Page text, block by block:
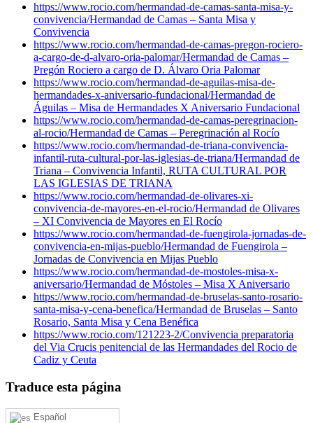
https://www.rocio.com/hermandad-de-camas-santa-misa-y-
convivencia/Hermandad de Camas – Santa Misa y
Convivencia
https://www.rocio.com/hermandad-de-camas-pregon-rociero-
a-cargo-de-d-alvaro-oria-palomar/Hermandad de Camas –
Pregón Rociero a cargo de D. Álvaro Oria Palomar
https://www.rocio.com/hermandad-de-aguilas-misa-de-
hermandades-x-aniversario-fundacional/Hermandad de
Águilas – Misa de Hermandades X Aniversario Fundacional
https://www.rocio.com/hermandad-de-camas-peregrinacion-
al-rocio/Hermandad de Camas – Peregrinación al Rocío
https://www.rocio.com/hermandad-de-triana-convivencia-
infantil-ruta-cultural-por-las-iglesias-de-triana/Hermandad de
Triana – Convivencia Infantil, RUTA CULTURAL POR
LAS IGLESIAS DE TRIANA
https://www.rocio.com/hermandad-de-olivares-xi-
convivencia-de-mayores-en-el-rocio/Hermandad de Olivares
– XI Convivencia de Mayores en El Rocío
https://www.rocio.com/hermandad-de-fuengirola-jornadas-de-
convivencia-en-mijas-pueblo/Hermandad de Fuengirola –
Jornadas de Convivencia en Mijas Pueblo
https://www.rocio.com/hermandad-de-mostoles-misa-x-
aniversario/Hermandad de Móstoles – Misa X Aniversario
https://www.rocio.com/hermandad-de-bruselas-santo-rosario-
santa-misa-y-cena-benefica/Hermandad de Bruselas – Santo
Rosario, Santa Misa y Cena Benéfica
https://www.rocio.com/121223-2/Convivencia preparatoria
del Via Crucis penitencial de las Hermandades del Rocio de
Cadiz y Ceuta
Traduce esta página
Español